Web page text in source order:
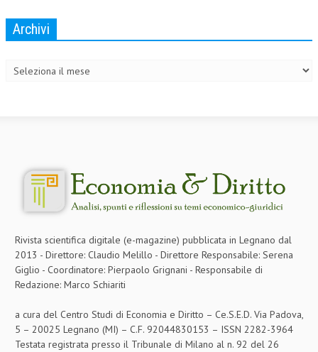
Archivi
Rivista scientifica digitale (e-magazine) pubblicata in Legnano dal
2013 - Direttore: Claudio Melillo - Direttore Responsabile: Serena
Giglio - Coordinatore: Pierpaolo Grignani - Responsabile di
Redazione: Marco Schiariti
a cura del Centro Studi di Economia e Diritto – Ce.S.E.D. Via Padova,
5 – 20025 Legnano (MI) – C.F. 92044830153 – ISSN 2282-3964
Testata registrata presso il Tribunale di Milano al n. 92 del 26